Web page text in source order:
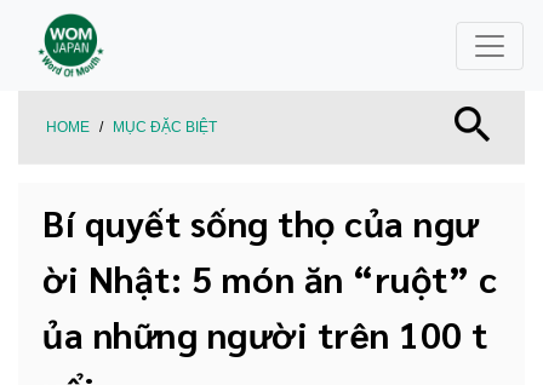
HOME / MỤC ĐẶC BIỆT
Bí quyết sống thọ của ngư
ời Nhật: 5 món ăn “ruột” c
ủa những người trên 100 t